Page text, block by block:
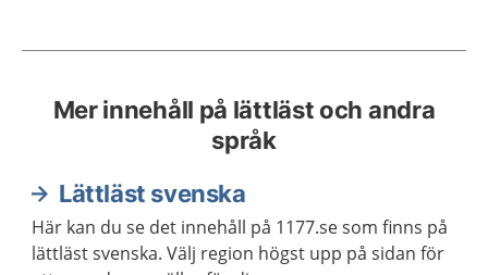
Mer innehåll på lättläst och andra
språk
Lättläst svenska
Här kan du se det innehåll på 1177.se som finns på
lättläst svenska. Välj region högst upp på sidan för